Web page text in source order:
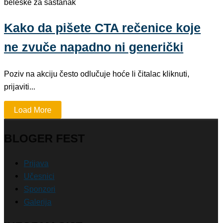
Kako da pišete CTA rečenice koje
ne zvuče napadno ni generički
Poziv na akciju često odlučuje hoće li čitalac kliknuti,
prijaviti...
Load More
BLOGER FEST
Prijava
Učesnici
Sponzori
Galerija